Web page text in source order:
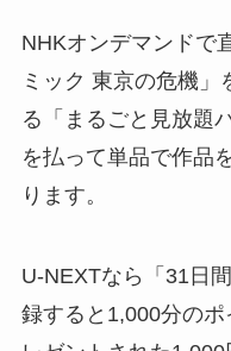
NHKオンデマンドで
ミック 東京の危機
る「まるごと見放題
を払って単品で作品
ります。
U-NEXTなら「31日
録すると1,000分の